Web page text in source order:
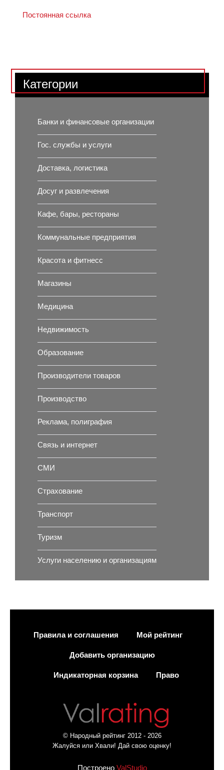
Постоянная ссылка
Категории
Банки и финансовые организации
Гос. службы и услуги
Доставка, логистика
Досуг и развлечения
Кафе, бары, рестораны
Коммунальные предприятия
Красота и фитнесс
Магазины
Медицина
Недвижимость
Образование
Производители товаров
Производство
Реклама, полиграфия
Связь и интернет
СМИ
Страхование
Транспорт
Туризм
Услуги населению и организациям
Правила и соглашения Мой рейтинг
Добавить организацию
Индикаторная корзина Право
© Народный рейтинг 2012 - 2026
Жалуйся или Хвали! Дай свою оценку!
Построено ValStudio